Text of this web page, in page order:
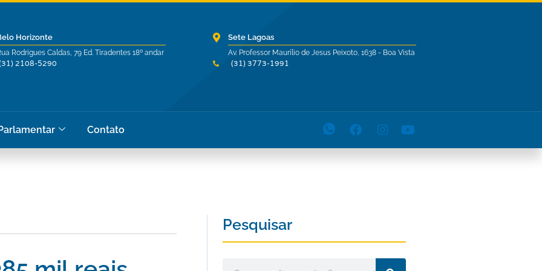
Horizonte
Rodrigues Caldas, 79 Ed. Tiradentes 18º andar
2108-5290
Sete Lagoas
Av. Professor Maurílio de Jesus Peixoto, 1638 - Boa Vista
(31) 3773-1991
Contato
Pesquisar